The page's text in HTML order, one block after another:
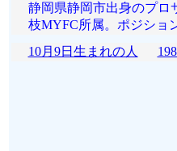
静岡県静岡市出身のプロ
枝MYFC所属。ポジショ
10月9日生まれの人